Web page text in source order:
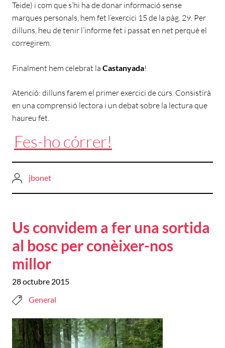
Teide) i com que s’hi ha de donar informació sense
marques personals, hem fet l’exercici 15 de la pàg. 29. Per
dilluns, heu de tenir l’informe fet i passat en net perquè el
corregirem.
Finalment hem celebrat la Castanyada!
Atenció: dilluns farem el primer exercici de curs. Consistirà
en una comprensió lectora i un debat sobre la lectura que
haureu fet.
Fes-ho córrer!
jbonet
Us convidem a fer una sortida
al bosc per conèixer-nos
millor
28 octubre 2015
General